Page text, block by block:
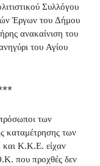
Συλλόγου
Έργων του Δήμου
ανακαίνιση του
του Αγίου
των
καταμέτρησης των
Κ.Κ.Ε. είχαν
που προχθές δεν